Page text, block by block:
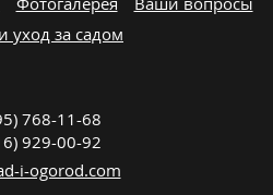
уход за садом
768-11-68
929-00-92
i-ogorod.com